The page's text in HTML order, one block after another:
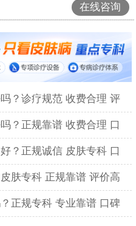
在线咨询
？诊疗规范 收费合理 评
？正规靠谱 收费合理 口
？正规诚信 皮肤专科 口
肤专科 正规靠谱 评价高
正规专科 专业靠谱 口碑